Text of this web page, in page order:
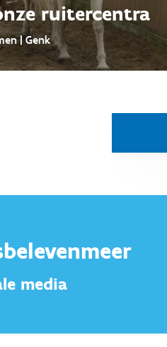
ruitercentra
| Genk
media